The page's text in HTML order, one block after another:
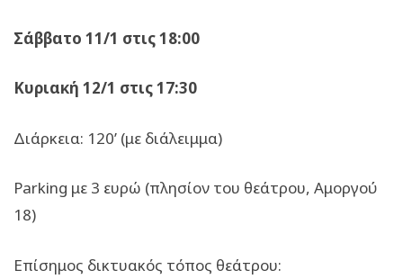
Σάββατο 11/1 στις 18:00
Κυριακή 12/1 στις 17:30
Διάρκεια: 120’ (με διάλειμμα)
Parking με 3 ευρώ (πλησίον του θεάτρου, Αμοργού
18)
Επίσημος δικτυακός τόπος θεάτρου: